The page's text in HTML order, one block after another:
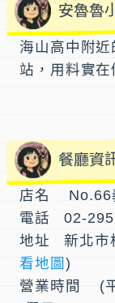
安魯魯
海山高中附
站，用料實在
餐廳資
店名 No.66
電話 02-
地址 新北市
看地圖 )
營業時間 (